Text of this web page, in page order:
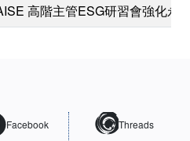
高階主管ESG研習會強化永
Facebook
Threads